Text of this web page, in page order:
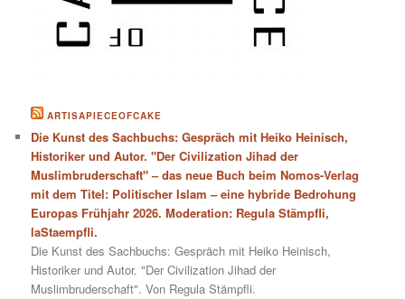
ARTISAPIECEOFCAKE
Die Kunst des Sachbuchs: Gespräch mit Heiko Heinisch,
Historiker und Autor. "Der Civilization Jihad der
Muslimbruderschaft" – das neue Buch beim Nomos-Verlag
mit dem Titel: Politischer Islam – eine hybride Bedrohung
Europas Frühjahr 2026. Moderation: Regula Stämpfli,
laStaempfli.
Die Kunst des Sachbuchs: Gespräch mit Heiko Heinisch,
Historiker und Autor. "Der Civilization Jihad der
Muslimbruderschaft". Von Regula Stämpfli.